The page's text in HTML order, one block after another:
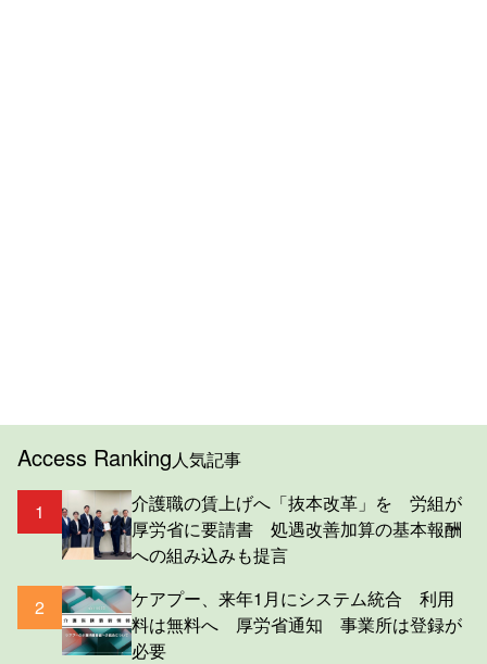
Access Ranking人気記事
1
介護職の賃上げへ「抜本改革」を 労組が
厚労省に要請書 処遇改善加算の基本報酬
への組み込みも提言
2
ケアプー、来年1月にシステム統合 利用
料は無料へ 厚労省通知 事業所は登録が
必要